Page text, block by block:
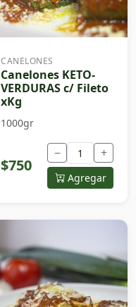
CANELONES
Canelones KETO-
VERDURAS c/ Fileto
xKg
1000gr
$750
− +
Agregar